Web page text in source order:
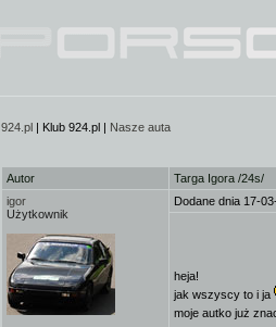
924.pl | Klub 924.pl | Nasze auta
Autor
Targa Igora /24s/
igor
Użytkownik
Dodane dnia 17-
heja!
jak wszyscy to i ja
moje autko już